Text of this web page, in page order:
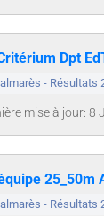
Dpt
- Résultats
mise à jour: 8
25_50m
- Résultats